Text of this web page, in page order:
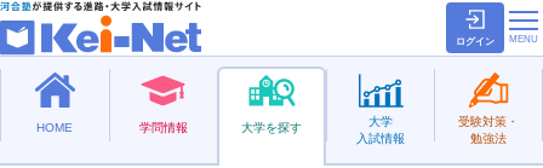
ログイン
HOME 学問情報 大学を探す
大学
入試情報
受験対策・
勉強法